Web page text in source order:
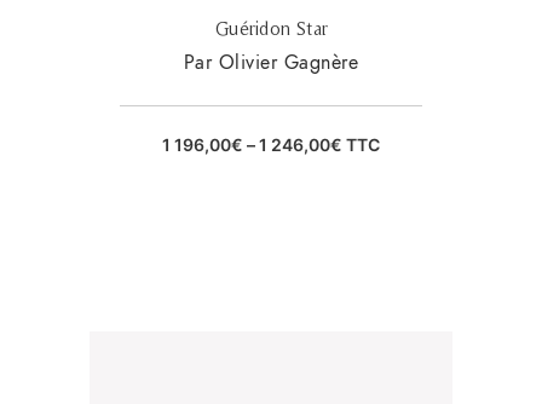
Guéridon Star
Par Olivier Gagnère
1 196,00€ –1 246,00€ TTC